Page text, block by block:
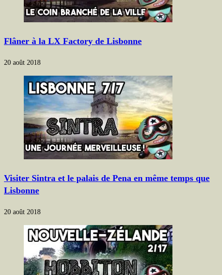
Flâner à la LX Factory de Lisbonne
20 août 2018
Visiter Sintra et le palais de Pena en même temps que
Lisbonne
20 août 2018